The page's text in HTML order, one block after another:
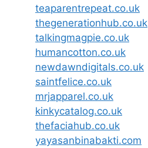
teaparentrepeat.co.uk
thegenerationhub.co.uk
talkingmagpie.co.uk
humancotton.co.uk
newdawndigitals.co.uk
saintfelice.co.uk
mrjapparel.co.uk
kinkycatalog.co.uk
thefaciahub.co.uk
yayasanbinabakti.com